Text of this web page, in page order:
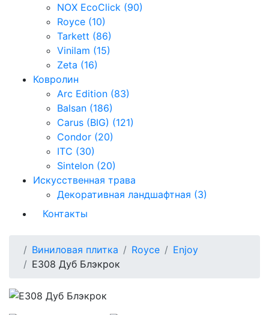
NOX EcoClick (90)
Royce (10)
Tarkett (86)
Vinilam (15)
Zeta (16)
Ковролин
Arc Edition (83)
Balsan (186)
Carus (BIG) (121)
Condor (20)
ITC (30)
Sintelon (20)
Искусственная трава
Декоративная ландшафтная (3)
Контакты
Виниловая плитка Royce
Enjoy
Е308 Дуб Блэкрок